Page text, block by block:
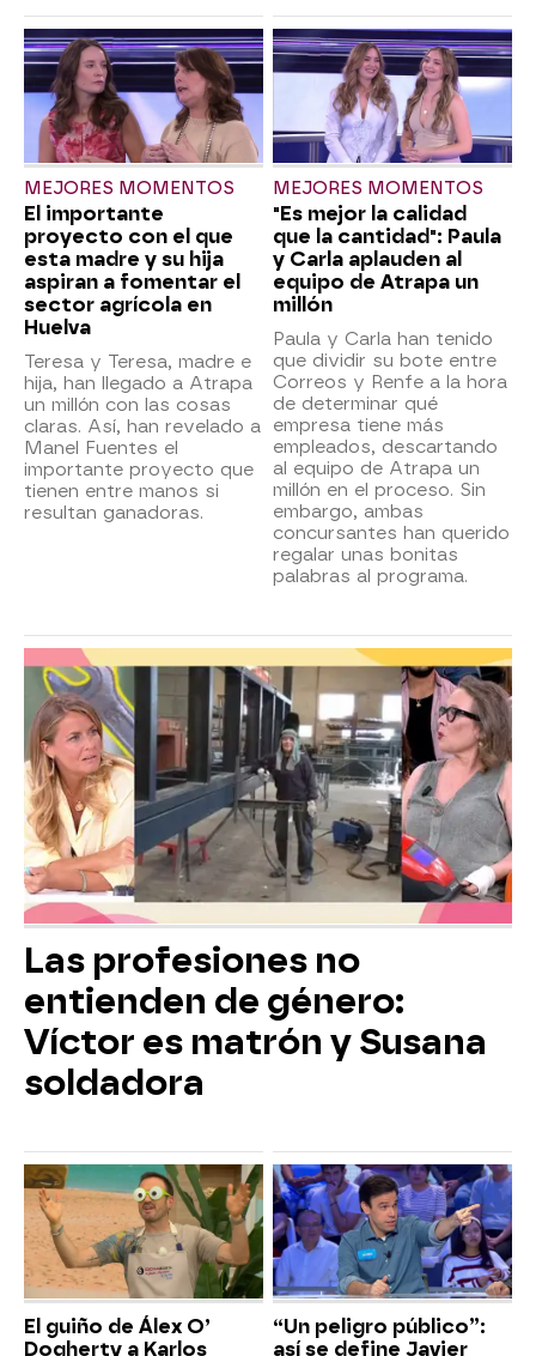
MEJORES MOMENTOS
El importante
proyecto con el que
esta madre y su hija
aspiran a fomentar el
sector agrícola en
Huelva
Teresa y Teresa, madre e
hija, han llegado a Atrapa
un millón con las cosas
claras. Así, han revelado a
Manel Fuentes el
importante proyecto que
tienen entre manos si
resultan ganadoras.
MEJORES MOMENTOS
"Es mejor la calidad
que la cantidad": Paula
y Carla aplauden al
equipo de Atrapa un
millón
Paula y Carla han tenido
que dividir su bote entre
Correos y Renfe a la hora
de determinar qué
empresa tiene más
empleados, descartando
al equipo de Atrapa un
millón en el proceso. Sin
embargo, ambas
concursantes han querido
regalar unas bonitas
palabras al programa.
Las profesiones no
entienden de género:
Víctor es matrón y Susana
soldadora
El guiño de Álex O’
Dogherty a Karlos
“Un peligro público”:
así se define Javier